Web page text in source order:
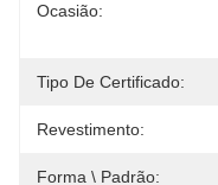
Ocasião:
Tipo De Certificado:
Revestimento:
Forma \ Padrão: